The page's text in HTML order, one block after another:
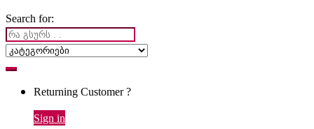
Search for:
Returning Customer ?
Sign in